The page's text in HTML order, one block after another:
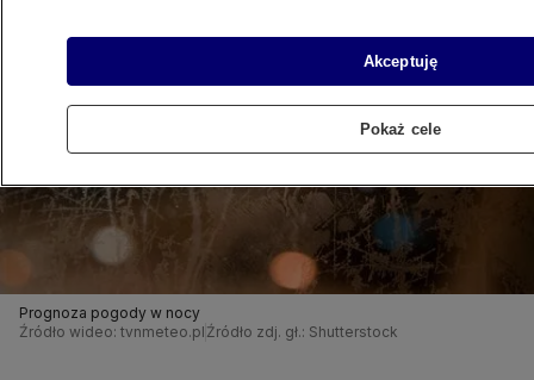
Prognoza pogody w nocy
Źródło wideo: tvnmeteo.pl Źródło zdj. gł.: Shutterstock
Akceptuję
Pokaż cele